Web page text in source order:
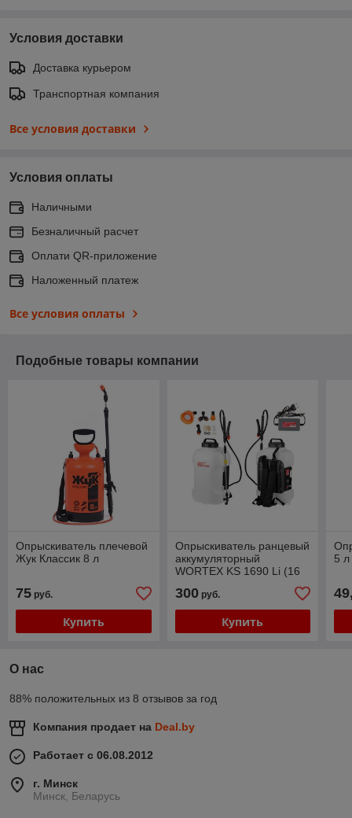
Условия доставки
Доставка курьером
Транспортная компания
Все условия доставки
Условия оплаты
Наличными
Безналичный расчет
Оплати QR-приложение
Наложенный платеж
Все условия оплаты
Подобные товары компании
Опрыскиватель плечевой
Жук Классик 8 л
75 руб.
Купить
Опрыскиватель ранцевый
аккумуляторный
WORTEX KS 1690 Li (16
300руб.
Купить
5
О нас
88% положительных из 8 отзывов за год
Компания продает на Deal.by
Работает с 06.08.2012
г. Минск
Минск, Беларусь